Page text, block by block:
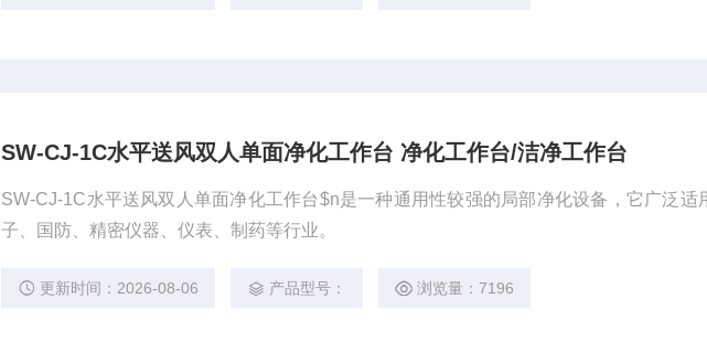
SW-CJ-1C水平送风双人单面净化工作台 净化工作台/洁净工作台
SW-CJ-1C水平送风双人单面净化工作台$n是一种通用性较强的局部净化设备，它广泛适
子、国防、精密仪器、仪表、制药等行业。
更新时间：2026-08-06 产品型号： 浏览量：7196